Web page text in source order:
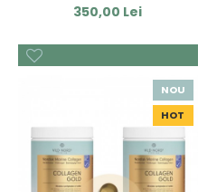
350,00 Lei
NOU
HOT